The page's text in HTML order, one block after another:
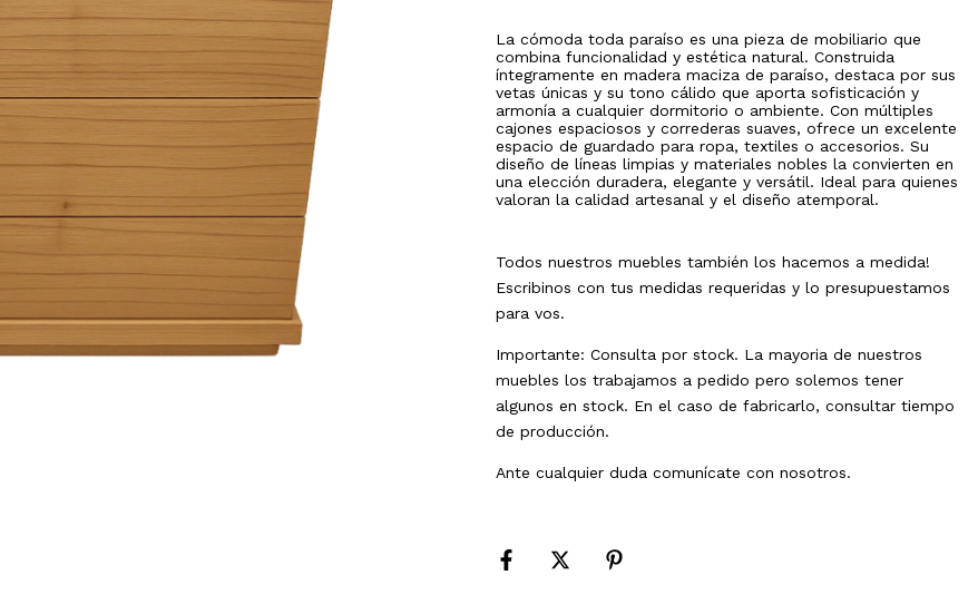
La cómoda toda paraíso es una pieza de mobiliario que
combina funcionalidad y estética natural. Construida
íntegramente en madera maciza de paraíso, destaca por sus
vetas únicas y su tono cálido que aporta sofisticación y
armonía a cualquier dormitorio o ambiente. Con múltiples
cajones espaciosos y correderas suaves, ofrece un excelente
espacio de guardado para ropa, textiles o accesorios. Su
diseño de líneas limpias y materiales nobles la convierten en
una elección duradera, elegante y versátil. Ideal para quienes
valoran la calidad artesanal y el diseño atemporal.
Todos nuestros muebles también los hacemos a medida!
Escribinos con tus medidas requeridas y lo presupuestamos
para vos.
Importante: Consulta por stock. La mayoria de nuestros
muebles los trabajamos a pedido pero solemos tener
algunos en stock. En el caso de fabricarlo, consultar tiempo
de producción.
Ante cualquier duda comunícate con nosotros.